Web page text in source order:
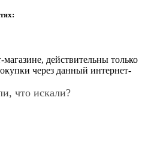
действительны только
через данный интернет-
что искали?